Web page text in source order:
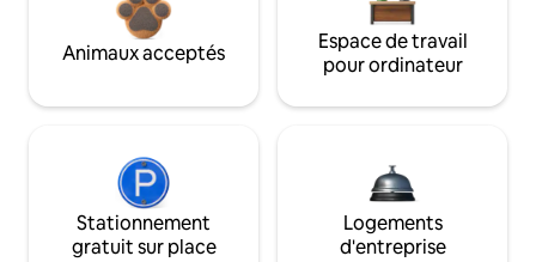
Animaux acceptés
Espace de travail
pour ordinateur
Stationnement
gratuit sur place
Logements
d'entreprise